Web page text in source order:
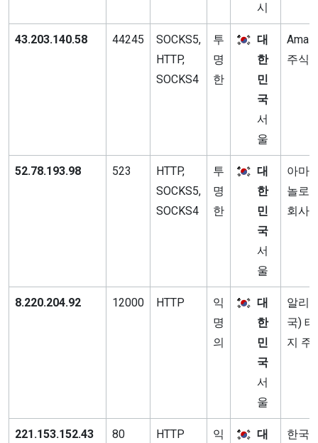
시
43.203.140.58 44245
SOCKS5,
HTTP,
SOCKS4
투
명
한
대
한
민
국
서
울
주식
52.78.193.98 523
HTTP,
SOCKS5,
SOCKS4
투
명
한
대
한
민
국
서
울
아마
놀로
회사
8.220.204.92 12000 HTTP
익
명
의
대
한
민
국
서
울
알리
국)
지 주
221.153.152.43 80 HTTP
익
대
한국